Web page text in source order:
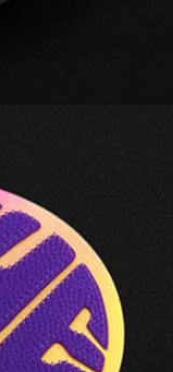
utilise la
un effet arc-
être